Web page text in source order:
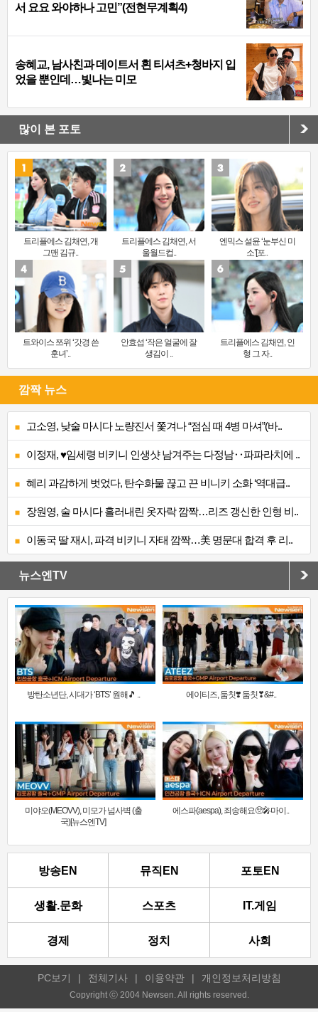
서 요요 와야하나 고민”(전현무계획4)
송혜교, 남사친과 데이트서 흰 티셔츠+청바지 입
었을 뿐인데…빛나는 미모
많이 본 포토
트리플에스 김채연, 개
그맨 김규..
트리플에스 김채연, 서
울월드컵..
엔믹스 설윤 ‘눈부신 미
소’[포..
트와이스 쯔위 ‘갓경 쓴
훈녀’..
안효섭 ‘작은 얼굴에 잘
생김이 ..
트리플에스 김채연, 인
형 그 자..
깜짝 뉴스
고소영, 낮술 마시다 노량진서 쫓겨나 “점심 때 4병 마셔”(바..
이정재, ♥임세령 비키니 인생샷 남겨주는 다정남‥파파라치에 ..
혜리 과감하게 벗었다, 탄수화물 끊고 끈 비니키 소화 ‘역대급..
장원영, 술 마시다 흘러내린 옷자락 깜짝…리즈 갱신한 인형 비..
이동국 딸 재시, 파격 비키니 자태 깜짝…美 명문대 합격 후 리..
뉴스엔TV
방탄소년단, 시대가 ‘BTS’ 원해🎵 .. 에이티즈, 둠칫❣️ 둠칫❣&#..
미야오(MEOVV), 미모가 넘사벽 (출
국)[뉴스엔TV]
에스파(aespa), 죄송해요🥺🎤마이..
방송EN 뮤직EN 포토EN
생활.문화 스포츠 IT.게임
경제 정치 사회
PC보기 | 전체기사 | 이용약관 | 개인정보처리방침
Copyright ⓒ 2004 Newsen. All rights reserved.